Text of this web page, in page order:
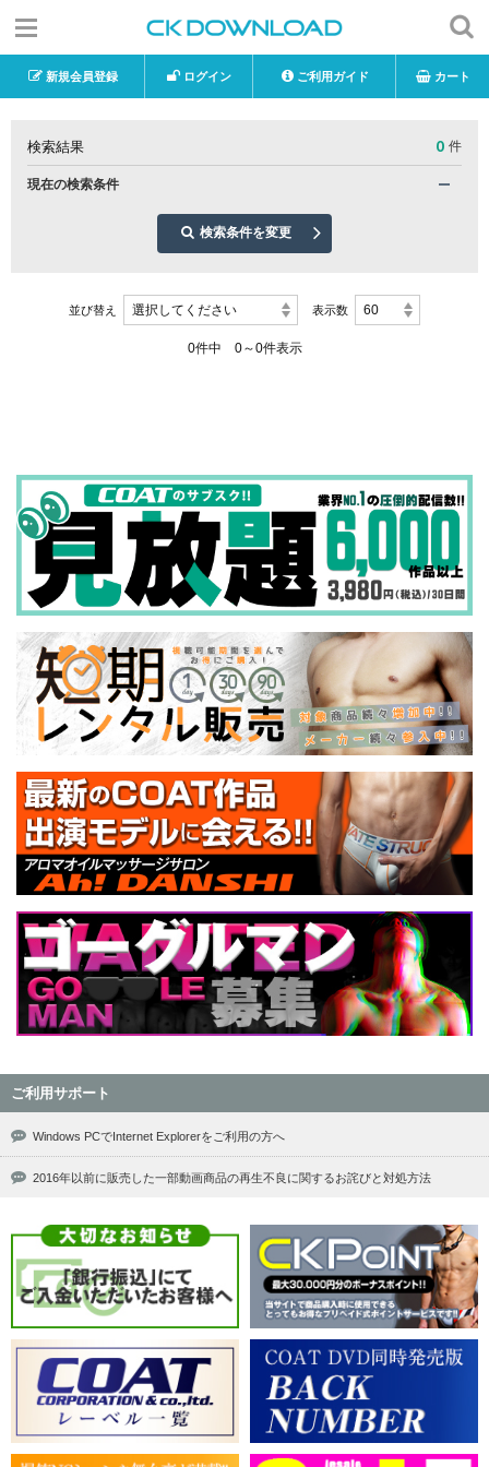
新規会員登録 ログイン ご利用ガイド カート
検索結果 0 件
現在の検索条件
検索条件を変更
並び替え 選択してください 表示数 60
0件中 0～0件表示
ご利用サポート
Windows PCでInternet Explorerをご利用の方へ
2016年以前に販売した一部動画商品の再生不良に関するお詫びと対処方法